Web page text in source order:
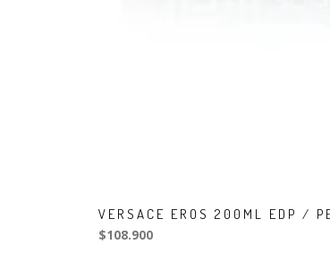
VERSACE EROS 200ML EDP /
$108.900